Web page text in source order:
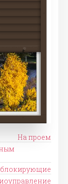
На проем